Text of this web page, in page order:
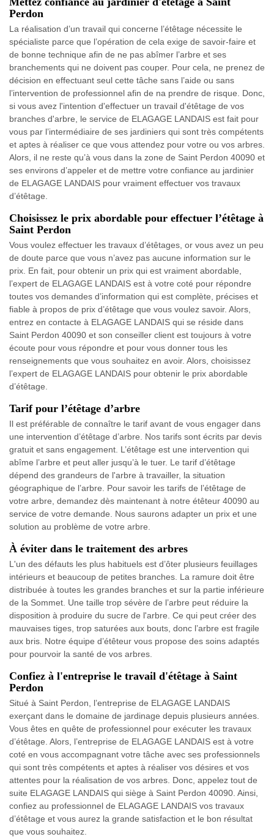
Perdon
La réalisation d’un travail qui concerne l’étêtage nécessite le
spécialiste parce que l’opération de cela exige de savoir-faire et
de bonne technique afin de ne pas abîmer l’arbre et ses
branchements qui ne doivent pas couper. Pour cela, ne prenez de
décision en effectuant seul cette tâche sans l’aide ou sans
l’intervention de professionnel afin de na prendre de risque. Donc,
si vous avez l'intention d'effectuer un travail d'étêtage de vos
branches d'arbre, le service de ELAGAGE LANDAIS est fait pour
vous par l’intermédiaire de ses jardiniers qui sont très compétents
et aptes à réaliser ce que vous attendez pour votre ou vos arbres.
Alors, il ne reste qu’à vous dans la zone de Saint Perdon 40090 et
ses environs d’appeler et de mettre votre confiance au jardinier
de ELAGAGE LANDAIS pour vraiment effectuer vos travaux
d’étêtage.
Choisissez le prix abordable pour effectuer l’étêtage à
Saint Perdon
Vous voulez effectuer les travaux d’étêtages, or vous avez un peu
de doute parce que vous n’avez pas aucune information sur le
prix. En fait, pour obtenir un prix qui est vraiment abordable,
l’expert de ELAGAGE LANDAIS est à votre coté pour répondre
toutes vos demandes d’information qui est complète, précises et
fiable à propos de prix d’étêtage que vous voulez savoir. Alors,
entrez en contacte à ELAGAGE LANDAIS qui se réside dans
Saint Perdon 40090 et son conseiller client est toujours à votre
écoute pour vous répondre et pour vous donner tous les
renseignements que vous souhaitez en avoir. Alors, choisissez
l’expert de ELAGAGE LANDAIS pour obtenir le prix abordable
d’étêtage.
Tarif pour l’étêtage d’arbre
Il est préférable de connaître le tarif avant de vous engager dans
une intervention d’étêtage d’arbre. Nos tarifs sont écrits par devis
gratuit et sans engagement. L’étêtage est une intervention qui
abîme l’arbre et peut aller jusqu’à le tuer. Le tarif d’étêtage
dépend des grandeurs de l'arbre à travailler, la situation
géographique de l’arbre. Pour savoir les tarifs de l’étêtage de
votre arbre, demandez dès maintenant à notre étêteur 40090 au
service de votre demande. Nous saurons adapter un prix et une
solution au problème de votre arbre.
À éviter dans le traitement des arbres
L'un des défauts les plus habituels est d’ôter plusieurs feuillages
intérieurs et beaucoup de petites branches. La ramure doit être
distribuée à toutes les grandes branches et sur la partie inférieure
de la Sommet. Une taille trop sévère de l’arbre peut réduire la
disposition à produire du sucre de l'arbre. Ce qui peut créer des
mauvaises tiges, trop saturées aux bouts, donc l’arbre est fragile
aux bris. Notre équipe d’étêteur vous propose des soins adaptés
pour pourvoir la santé de vos arbres.
Confiez à l'entreprise le travail d'étêtage à Saint
Perdon
Situé à Saint Perdon, l’entreprise de ELAGAGE LANDAIS
exerçant dans le domaine de jardinage depuis plusieurs années.
Vous êtes en quête de professionnel pour exécuter les travaux
d’étêtage. Alors, l’entreprise de ELAGAGE LANDAIS est à votre
coté en vous accompagnant votre tâche avec ses professionnels
qui sont très compétents et aptes à réaliser vos désires et vos
attentes pour la réalisation de vos arbres. Donc, appelez tout de
suite ELAGAGE LANDAIS qui siège à Saint Perdon 40090. Ainsi,
confiez au professionnel de ELAGAGE LANDAIS vos travaux
d’étêtage et vous aurez la grande satisfaction et le bon résultat
que vous souhaitez.